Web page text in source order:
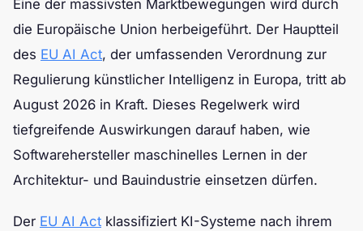
Eine der massivsten Marktbewegungen wird durch
die Europäische Union herbeigeführt. Der Hauptteil
des EU AI Act, der umfassenden Verordnung zur
Regulierung künstlicher Intelligenz in Europa, tritt ab
August 2026 in Kraft. Dieses Regelwerk wird
tiefgreifende Auswirkungen darauf haben, wie
Softwarehersteller maschinelles Lernen in der
Architektur- und Bauindustrie einsetzen dürfen.
Der EU AI Act klassifiziert KI-Systeme nach ihrem